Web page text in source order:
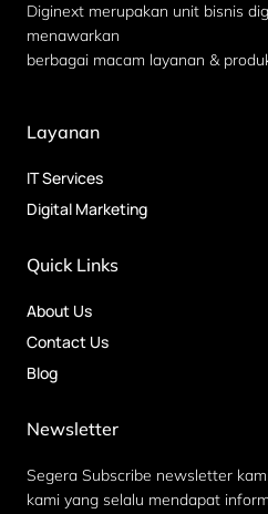
Diginext merupakan unit bisnis
menawarkan
berbagai macam layanan &
Layanan
IT Services
Digital Marketing
Quick Links
About Us
Contact Us
Blog
Newsletter
Segera Subscribe newsletter
kami yang selalu mendapat